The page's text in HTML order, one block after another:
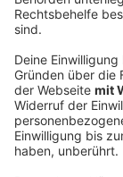
Weitere
Anzeige
Ob Zuhause
im Urlaub –
ist Radio
dem Laufenden.